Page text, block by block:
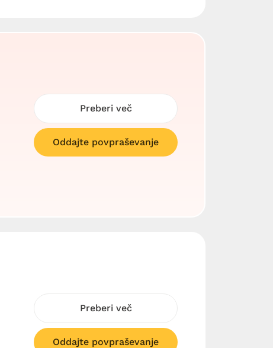
Preberi več
Oddajte povpraševanje
Preberi več
Oddajte povpraševanje